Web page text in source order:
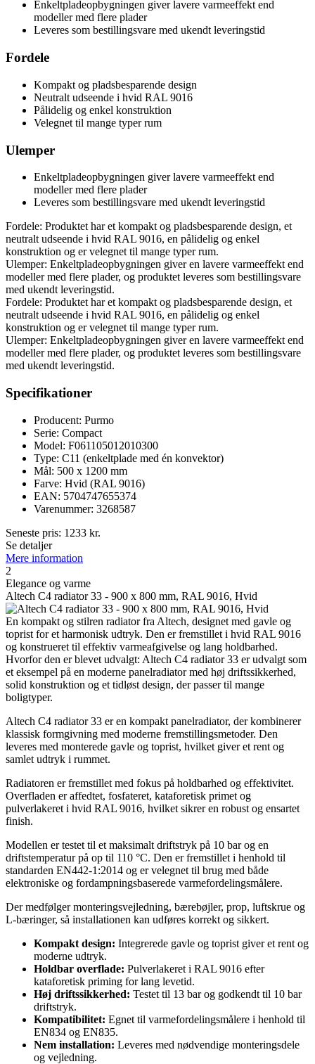
Enkeltpladeopbygningen giver lavere varmeeffekt end
modeller med flere plader
Leveres som bestillingsvare med ukendt leveringstid
Fordele
Kompakt og pladsbesparende design
Neutralt udseende i hvid RAL 9016
Pålidelig og enkel konstruktion
Velegnet til mange typer rum
Ulemper
Enkeltpladeopbygningen giver lavere varmeeffekt end
modeller med flere plader
Leveres som bestillingsvare med ukendt leveringstid
Fordele: Produktet har et kompakt og pladsbesparende design, et
neutralt udseende i hvid RAL 9016, en pålidelig og enkel
konstruktion og er velegnet til mange typer rum.
Ulemper: Enkeltpladeopbygningen giver en lavere varmeeffekt end
modeller med flere plader, og produktet leveres som bestillingsvare
med ukendt leveringstid.
Fordele: Produktet har et kompakt og pladsbesparende design, et
neutralt udseende i hvid RAL 9016, en pålidelig og enkel
konstruktion og er velegnet til mange typer rum.
Ulemper: Enkeltpladeopbygningen giver en lavere varmeeffekt end
modeller med flere plader, og produktet leveres som bestillingsvare
med ukendt leveringstid.
Specifikationer
Producent: Purmo
Serie: Compact
Model: F061105012010300
Type: C11 (enkeltplade med én konvektor)
Mål: 500 x 1200 mm
Farve: Hvid (RAL 9016)
EAN: 5704747655374
Varenummer: 3268587
Seneste pris: 1233 kr.
Se detaljer
Mere information
2
Elegance og varme
Altech C4 radiator 33 - 900 x 800 mm, RAL 9016, Hvid
En kompakt og stilren radiator fra Altech, designet med gavle og
toprist for et harmonisk udtryk. Den er fremstillet i hvid RAL 9016
og konstrueret til effektiv varmeafgivelse og lang holdbarhed.
Hvorfor den er blevet udvalgt: Altech C4 radiator 33 er udvalgt som
et eksempel på en moderne panelradiator med høj driftssikkerhed,
solid konstruktion og et tidløst design, der passer til mange
boligtyper.
Altech C4 radiator 33 er en kompakt panelradiator, der kombinerer
klassisk formgivning med moderne fremstillingsmetoder. Den
leveres med monterede gavle og toprist, hvilket giver et rent og
samlet udtryk i rummet.
Radiatoren er fremstillet med fokus på holdbarhed og effektivitet.
Overfladen er affedtet, fosfateret, kataforetisk primet og
pulverlakeret i hvid RAL 9016, hvilket sikrer en robust og ensartet
finish.
Modellen er testet til et maksimalt driftstryk på 10 bar og en
driftstemperatur på op til 110 °C. Den er fremstillet i henhold til
standarden EN442-1:2014 og er velegnet til brug med både
elektroniske og fordampningsbaserede varmefordelingsmålere.
Der medfølger monteringsvejledning, bærebøjler, prop, luftskrue og
L-bæringer, så installationen kan udføres korrekt og sikkert.
Kompakt design: Integrerede gavle og toprist giver et rent og
moderne udtryk.
Holdbar overflade: Pulverlakeret i RAL 9016 efter
kataforetisk priming for lang levetid.
Høj driftssikkerhed: Testet til 13 bar og godkendt til 10 bar
driftstryk.
Kompatibilitet: Egnet til varmefordelingsmålere i henhold til
EN834 og EN835.
Nem installation: Leveres med nødvendige monteringsdele
og vejledning.